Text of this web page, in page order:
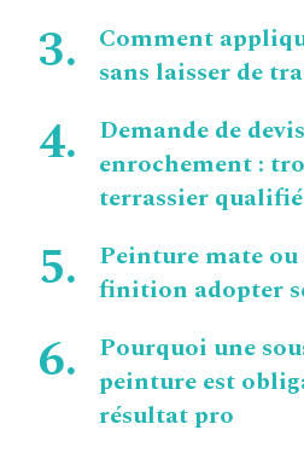
Comment
sans laisser de
Demande de
enrochement :
terrassier qualifié
Peinture mate
finition adopter
Pourquoi une
peinture est
résultat pro